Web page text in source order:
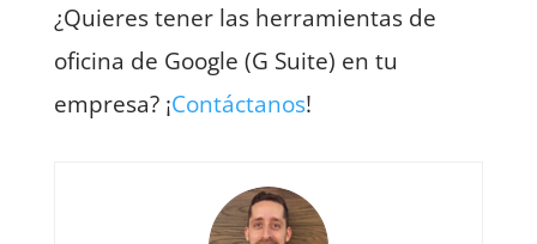
¿Quieres tener las herramientas de
oficina de Google (G Suite) en tu
empresa? ¡Contáctanos!